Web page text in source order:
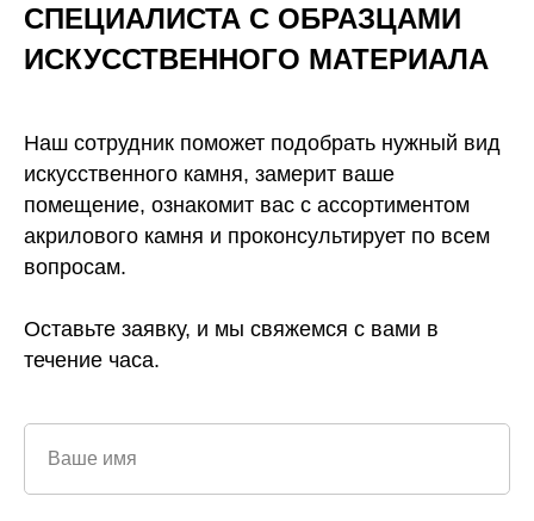
СПЕЦИАЛИСТА С ОБРАЗЦАМИ
ИСКУССТВЕННОГО МАТЕРИАЛА
Наш сотрудник поможет подобрать нужный вид
искусственного камня, замерит ваше
помещение, ознакомит вас с ассортиментом
акрилового камня и проконсультирует по всем
вопросам.
Оставьте заявку, и мы свяжемся с вами в
течение часа.
Ваше имя